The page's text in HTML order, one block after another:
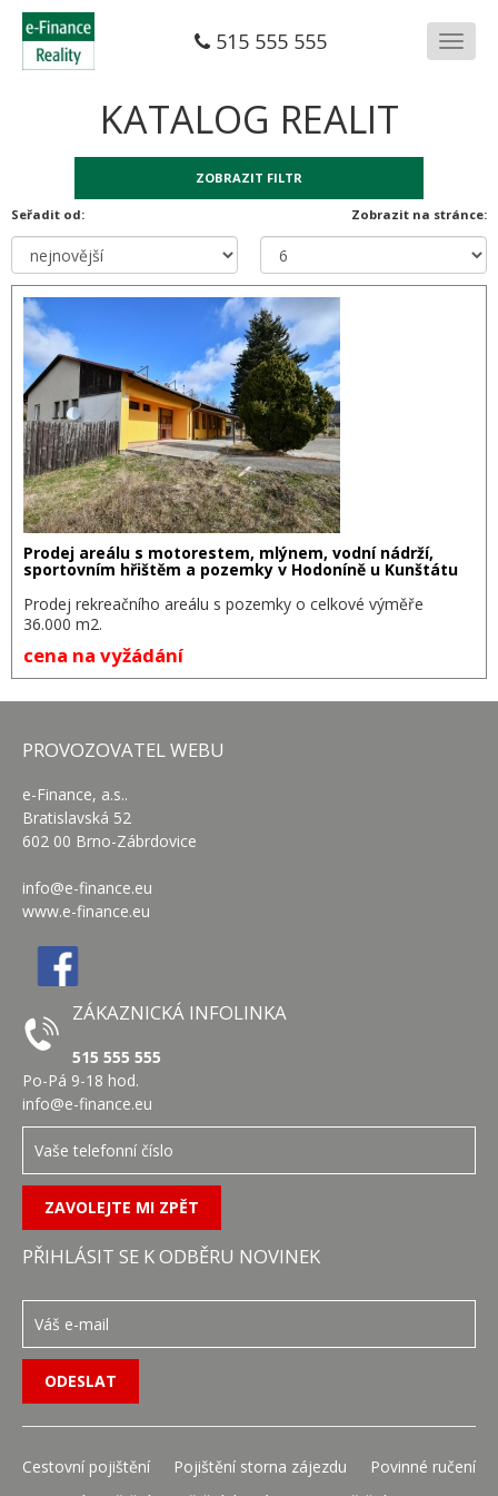
515 555 555 Menu
KATALOG REALIT
ZOBRAZIT FILTR
Seřadit od: Zobrazit na stránce:
Prodej areálu s motorestem, mlýnem, vodní nádrží,
sportovním hřištěm a pozemky v Hodoníně u Kunštátu
Prodej rekreačního areálu s pozemky o celkové výměře
36.000 m2.
cena na vyžádání
PROVOZOVATEL WEBU
e-Finance, a.s..
Bratislavská 52
602 00 Brno-Zábrdovice
info@e-finance.eu
www.e-finance.eu
ZÁKAZNICKÁ INFOLINKA
515 555 555
Po-Pá 9-18 hod.
info@e-finance.eu
PŘIHLÁSIT SE K ODBĚRU NOVINEK
Cestovní pojištění Pojištění storna zájezdu
Povinné ručení